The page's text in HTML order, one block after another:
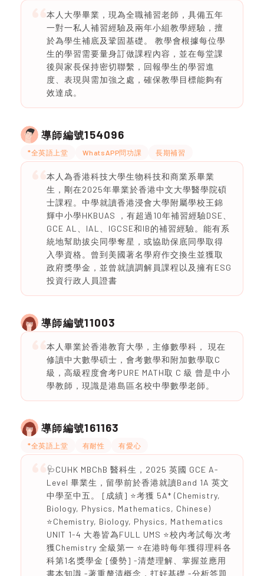
本人大學畢業，現為全職補習老師，具備五年
一對一私人補習經驗及兩年小組教學經驗，擅
於為學生補底及鞏固基礎。 教學會根據每位學
生的學習需要量身訂做課程內容，並在每堂課
後與家長保持密切聯繫，回報學生的學習進
度、表現與需加強之處，確保教學目標能夠有
效達成。
導師編號154096
*全英語上堂 WhatsAPP問功課 長期補習
本人為香港科技大學生物科技和商業系畢業
生，剛在2025年畢業於香港中文大學醫學院碩
士課程。中學就讀香港浸會大學附屬學校王錦
輝中小學HKBUAS ，有超過10年補習經驗DSE、
GCE AL、IAL、IGCSE和IB的補習經驗。能有系
統地幫助拔尖同學奪星，或協助保底同學取得
入學資格。曾到美國著名學府作交換生並獲取
政府獎學金，並曾就讀調解員課程以及擁有ESG
投資行政人員證書
導師編號11003
本人畢業於香港教育大學，主修數學科， 現在
修讀中大數學碩士，會考數學和附加數學取C
級，高級程度會考PURE MATH取 C 級 曾是中小
學教師，現識是港島區名校中學數學老師。
導師編號161163
*全英語上堂 有耐性 有愛心
🩺CUHK MBChB 醫科生，2025 英國 GCE A-
Level 畢業生，留學前於香港就讀Band 1A 英文
中學至中五。 [成績] ⭐️考獲 5A* (Chemistry,
Biology, Physics, Mathematics, Chinese)
⭐️Chemistry, Biology, Physics, Mathematics
UNIT 1-4 大卷皆為FULL UMS ⭐️校內考試每次考
獲Chemistry 全級第一 ⭐️在港時每年獲得理科各
科第1名獎學金 [優勢] -清楚理解、掌握並應用
書本知識 -著重釐清概念，打好基礎 -分析答題